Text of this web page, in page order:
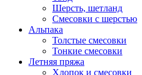
Шерсть, шетланд
Смесовки с шерстью
Альпака
Толстые смесовки
Тонкие смесовки
Летняя пряжа
Хлопок и смесовки